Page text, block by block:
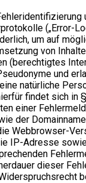
(„Error-
um auf
von
(berechtigtes
und
natürliche
findet sich in
einer
der
Webbrowser-
IP-Adresse
dieser